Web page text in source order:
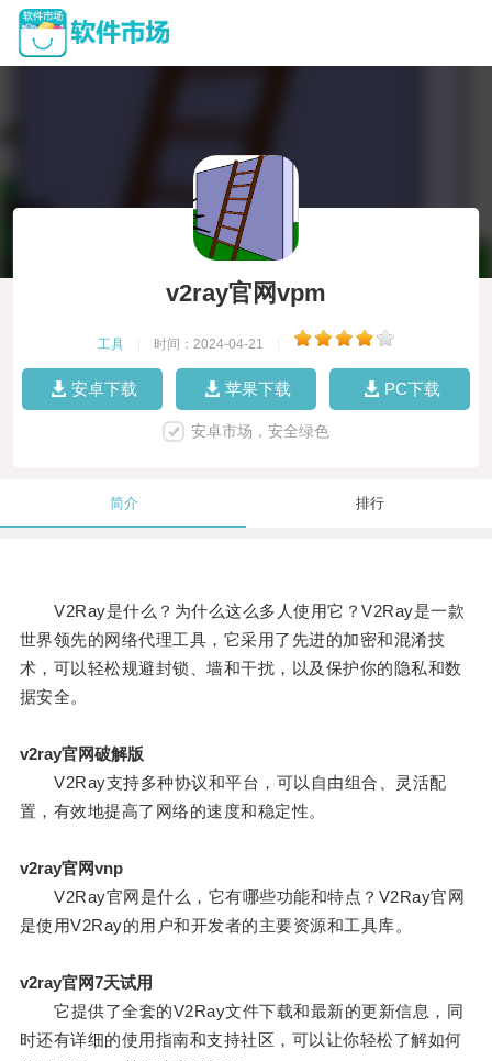
v2ray官网vpm
工具 时间：2024-04-21
安卓下载 苹果下载 PC下载
安卓市场，安全绿色
简介 排行
V2Ray是什么？为什么这么多人使用它？V2Ray是一款
世界领先的网络代理工具，它采用了先进的加密和混淆技
术，可以轻松规避封锁、墙和干扰，以及保护你的隐私和数
据安全。
v2ray官网破解版
V2Ray支持多种协议和平台，可以自由组合、灵活配
置，有效地提高了网络的速度和稳定性。
v2ray官网vnp
V2Ray官网是什么，它有哪些功能和特点？V2Ray官网
是使用V2Ray的用户和开发者的主要资源和工具库。
v2ray官网7天试用
它提供了全套的V2Ray文件下载和最新的更新信息，同
时还有详细的使用指南和支持社区，可以让你轻松了解如何